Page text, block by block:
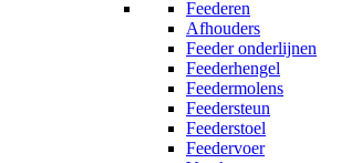
Feederen
Afhouders
Feeder onderlijnen
Feederhengel
Feedermolens
Feedersteun
Feederstoel
Feedervoer